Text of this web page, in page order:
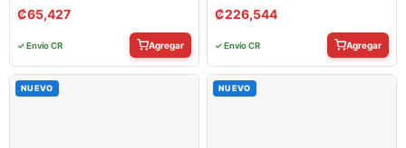
₡65,427
✓ Envío CR Agregar
₡226,544
✓ Envío CR Agregar
NUEVO NUEVO